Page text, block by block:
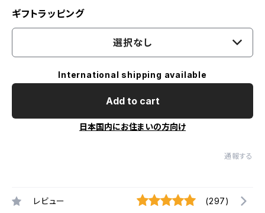
ギフトラッピング
選択なし
International shipping available
Add to cart
日本国内にお住まいの方向け
通報する
レビュー (297)